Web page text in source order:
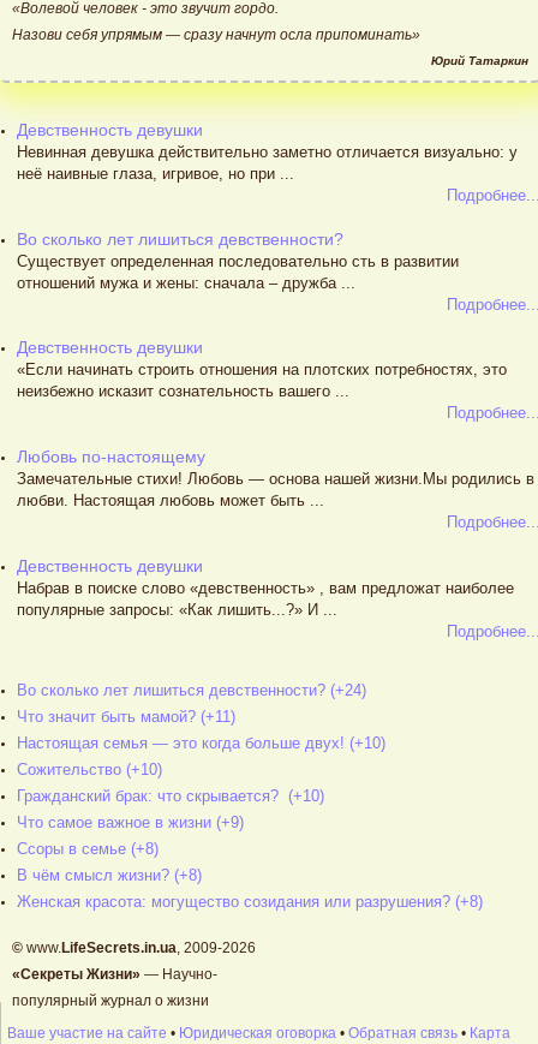
«Волевой человек - это звучит гордо.
Назови себя упрямым — сразу начнут осла припоминать»
Юрий Татаркин
Девственность девушки
Невинная девушка действительно заметно отличается визуально: у
неё наивные глаза, игривое, но при ...
Во сколько лет лишиться девственности?
Существует определенная последовательно сть в развитии
отношений мужа и жены: сначала – дружба ...
Девственность девушки
«Если начинать строить отношения на плотских потребностях, это
неизбежно исказит сознательность вашего ...
Любовь по-настоящему
Замечательные стихи! Любовь — основа нашей жизни.Мы родились в
любви. Настоящая любовь может быть ...
Девственность девушки
Набрав в поиске слово «девственность» , вам предложат наиболее
популярные запросы: «Как лишить...?» И ...
Во сколько лет лишиться девственности? (+24)
Что значит быть мамой? (+11)
Настоящая семья — это когда больше двух! (+10)
Сожительство (+10)
Гражданский брак: что скрывается? (+10)
Что самое важное в жизни (+9)
Ссоры в семье (+8)
В чём смысл жизни? (+8)
Женская красота: могущество созидания или разрушения? (+8)
© www.LifeSecrets.in.ua, 2009-2026
«Секреты Жизни» — Научно-
популярный журнал о жизни
Ваше участие на сайте • Юридическая оговорка • Обратная связь • Карта